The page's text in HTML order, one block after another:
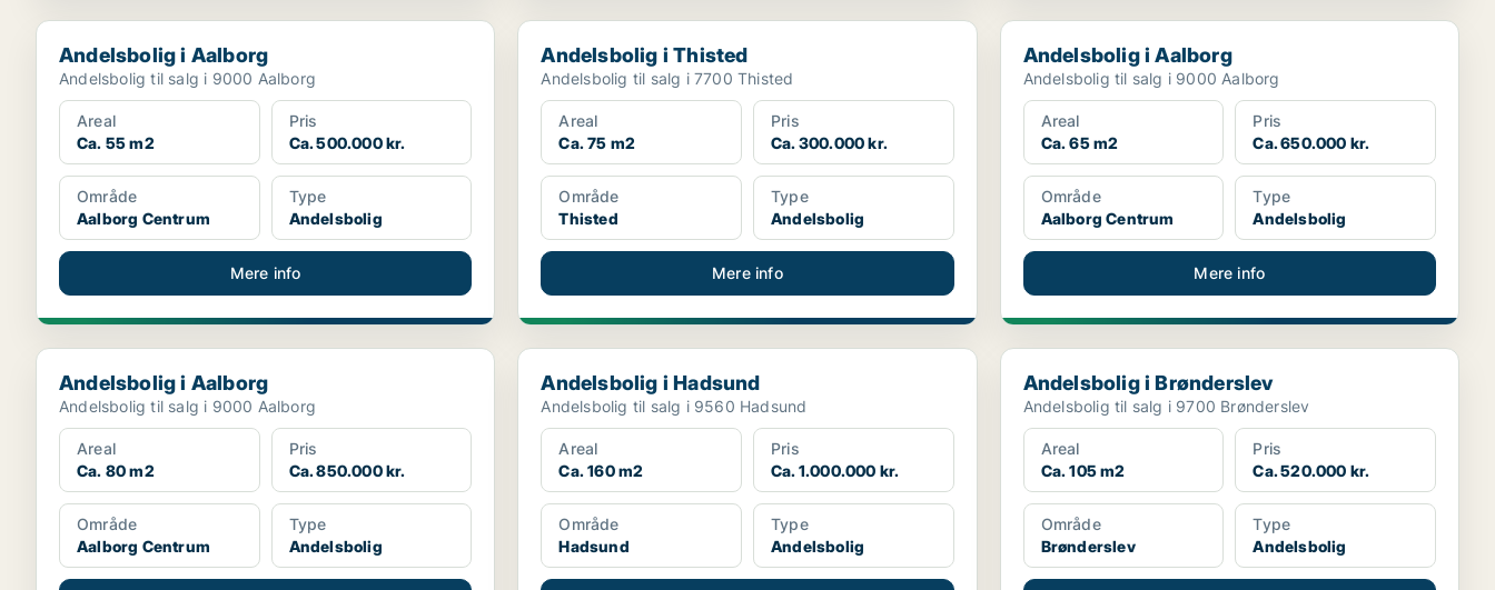
Andelsbolig i Aalborg
Andelsbolig i Aalborg
Andelsbolig til salg i 9000 Aalborg
Areal
Ca. 55 m2
Pris
Ca. 500.000 kr.
Område
Aalborg Centrum
Type
Andelsbolig
Mere info
Andelsbolig i Thisted
Andelsbolig i Thisted
Andelsbolig til salg i 7700 Thisted
Areal
Ca. 75 m2
Pris
Ca. 300.000 kr.
Område
Thisted
Type
Andelsbolig
Mere info
Andelsbolig i Aalborg
Andelsbolig i Aalborg
Andelsbolig til salg i 9000 Aalborg
Areal
Ca. 65 m2
Pris
Ca. 650.000 kr.
Område
Aalborg Centrum
Type
Andelsbolig
Mere info
Andelsbolig i Aalborg
Andelsbolig i Aalborg
Andelsbolig til salg i 9000 Aalborg
Areal
Ca. 80 m2
Pris
Ca. 850.000 kr.
Område
Aalborg Centrum
Type
Andelsbolig
Andelsbolig i Hadsund
Andelsbolig i Hadsund
Andelsbolig til salg i 9560 Hadsund
Areal
Ca. 160 m2
Pris
Ca. 1.000.000 kr.
Område
Hadsund
Type
Andelsbolig
Andelsbolig i Brønderslev
Andelsbolig i Brønderslev
Andelsbolig til salg i 9700 Brønderslev
Areal
Ca. 105 m2
Pris
Ca. 520.000 kr.
Område
Brønderslev
Type
Andelsbolig